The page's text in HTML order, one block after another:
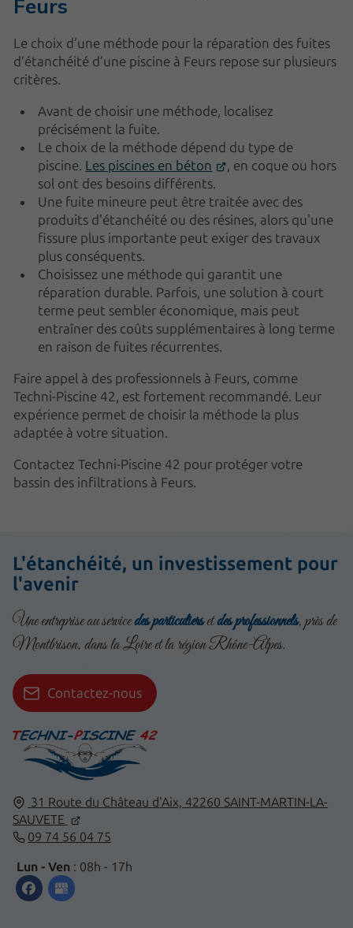
Feurs
Le choix d’une méthode pour la réparation des fuites
d’étanchéité d’une piscine à Feurs repose sur plusieurs
critères.
Avant de choisir une méthode, localisez
précisément la fuite.
Le choix de la méthode dépend du type de
piscine. Les piscines en béton
, en coque ou hors
sol ont des besoins différents.
Une fuite mineure peut être traitée avec des
produits d'étanchéité ou des résines, alors qu'une
fissure plus importante peut exiger des travaux
plus conséquents.
Choisissez une méthode qui garantit une
réparation durable. Parfois, une solution à court
terme peut sembler économique, mais peut
entraîner des coûts supplémentaires à long terme
en raison de fuites récurrentes.
Faire appel à des professionnels à Feurs, comme
Techni-Piscine 42, est fortement recommandé. Leur
expérience permet de choisir la méthode la plus
adaptée à votre situation.
Contactez Techni-Piscine 42 pour protéger votre
bassin des infiltrations à Feurs.
31 Route du Château d'Aix, 42260 SAINT-MARTIN-LA-
SAUVETE
09 74 56 04 75
Lun - Ven : 08h - 17h
L'étanchéité, un investissement pour
l'avenir
Une entreprise au servicedes particuliersetdes professionnels, près de
Montbrison, dans la Loire et la région Rhône-Alpes.
Contactez-nous